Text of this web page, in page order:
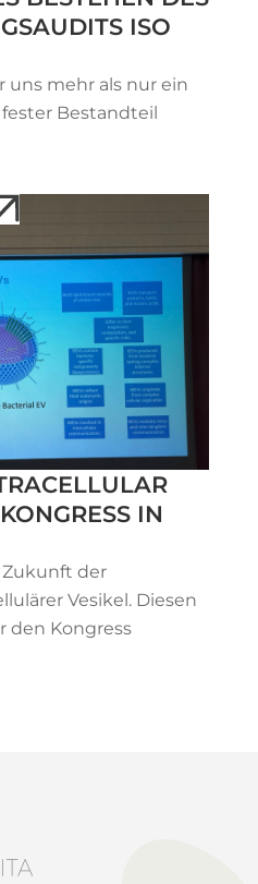
ISO
mehr als nur ein
Bestandteil
IN
der
Vesikel. Diesen
den Kongress